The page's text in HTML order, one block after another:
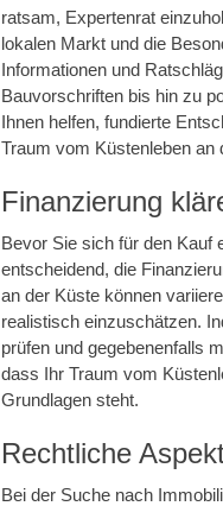
ratsam, Expertenrat
lokalen Markt und die
Informationen und
Bauvorschriften bis hin zu
Ihnen helfen, fundierte
Traum vom Küstenleben an
Finanzierung
Bevor Sie sich für den Kauf
entscheidend, die
an der Küste können
realistisch einzuschätzen.
prüfen und gegebenenfalls
dass Ihr Traum vom
Grundlagen steht.
Rechtliche
Bei der Suche nach